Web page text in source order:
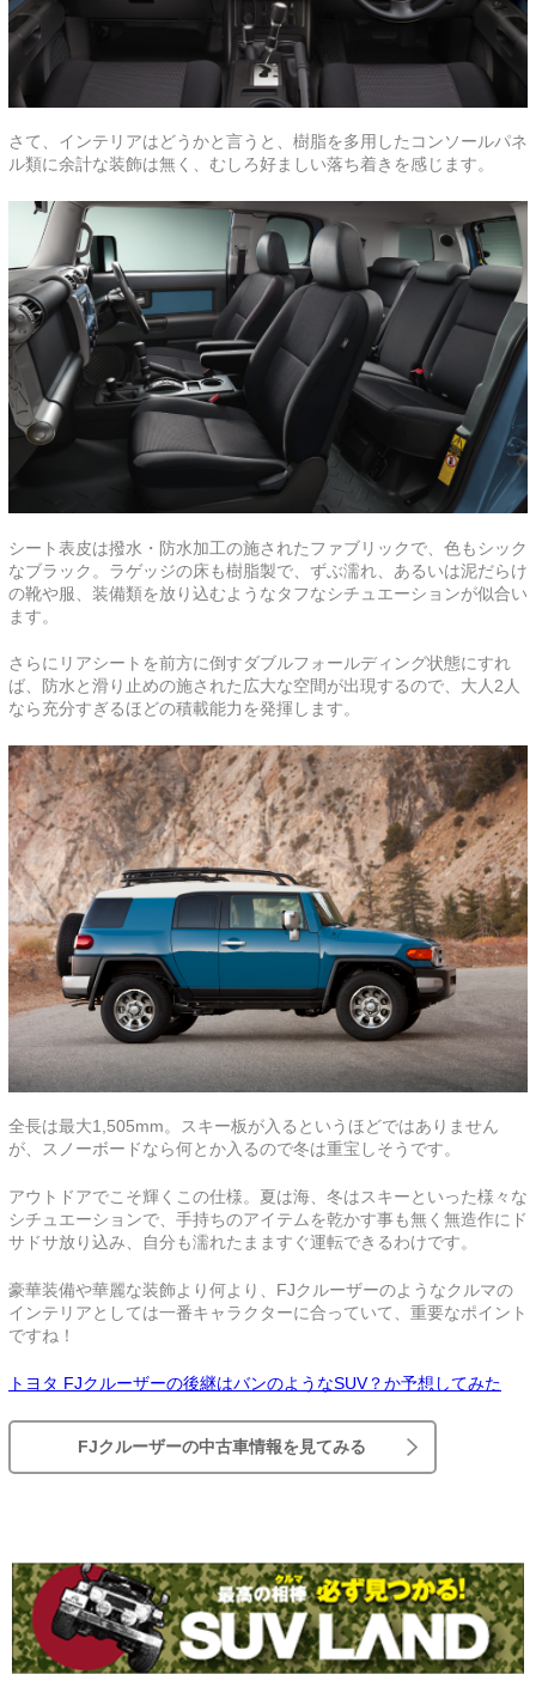
さて、インテリアはどうかと言うと、樹脂を多用したコンソールパネ
ル類に余計な装飾は無く、むしろ好ましい落ち着きを感じます。
シート表皮は撥水・防水加工の施されたファブリックで、色もシック
なブラック。ラゲッジの床も樹脂製で、ずぶ濡れ、あるいは泥だらけ
の靴や服、装備類を放り込むようなタフなシチュエーションが似合い
ます。
さらにリアシートを前方に倒すダブルフォールディング状態にすれ
ば、防水と滑り止めの施された広大な空間が出現するので、大人2人
なら充分すぎるほどの積載能力を発揮します。
全長は最大1,505mm。スキー板が入るというほどではありません
が、スノーボードなら何とか入るので冬は重宝しそうです。
アウトドアでこそ輝くこの仕様。夏は海、冬はスキーといった様々な
シチュエーションで、手持ちのアイテムを乾かす事も無く無造作にド
サドサ放り込み、自分も濡れたまますぐ運転できるわけです。
豪華装備や華麗な装飾より何より、FJクルーザーのようなクルマの
インテリアとしては一番キャラクターに合っていて、重要なポイント
ですね！
トヨタ FJクルーザーの後継はバンのようなSUV？か予想してみた
FJクルーザーの中古車情報を見てみる